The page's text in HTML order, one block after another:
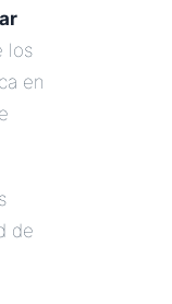
los
en
de